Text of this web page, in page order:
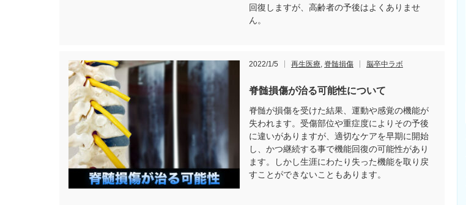
回復しますが、高齢者の予後はよくありませ
ん。
2022/1/5 再生医療, 脊髄損傷 脳卒中ラボ
脊髄損傷が治る可能性について
脊髄が損傷を受けた結果、運動や感覚の機能が
失われます。受傷部位や重症度によりその予後
に違いがありますが、適切なケアを早期に開始
し、かつ継続する事で機能回復の可能性があり
ます。しかし生涯にわたり失った機能を取り戻
すことができないこともあります。